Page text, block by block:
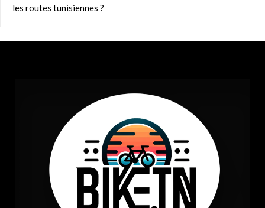
les routes tunisiennes ?